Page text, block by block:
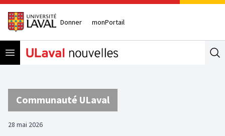
Donner monPortail
Open menu
Communauté ULaval
28 mai 2026